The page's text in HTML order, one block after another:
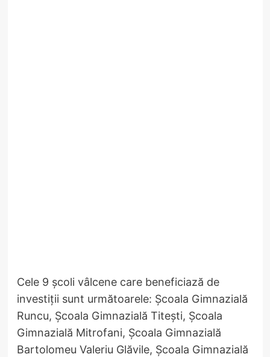
Cele 9 școli vâlcene care beneficiază de
investiții sunt următoarele: Școala Gimnazială
Runcu, Școala Gimnazială Titești, Școala
Gimnazială Mitrofani, Școala Gimnazială
Bartolomeu Valeriu Glăvile, Școala Gimnazială